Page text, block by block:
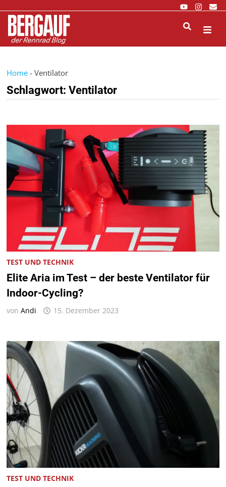
zum
Inhalt
Home -Ventilator
Schlagwort:Ventilator
TEST UND TECHNIK
Elite Aria im Test – der beste Ventilator für
Indoor-Cycling?
vonAndi 15. Dezember 2023
TEST UND TECHNIK